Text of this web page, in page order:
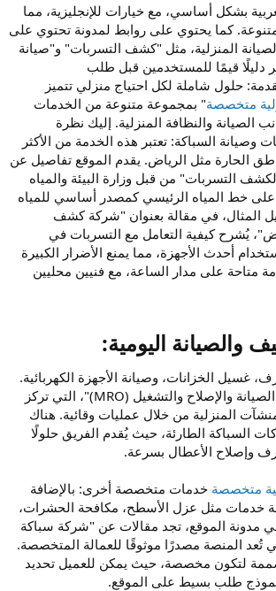
بشكل أساسي، مع خيارات للإنجليزية، مما
كما يحتوي على روابط لمدونة تحتوي على
المنزلية، مثل "كشف التسربات" و"صيانة
دليلًا قيمًا للمستخدمين قبل طلب
حلول شاملة لكل احتياج منزلي تتميز
متخصصة" بمجموعة متنوعة من الخدمات
الصيانة والنظافة المنزلية. إليك نظرة
السباكة: تعتبر هذه الخدمة من الأكثر
الحارة مثل الرياض. يقدم الموقع تفاصيل عن
التسربات" من قبل وزارة البيئة والمياه
على خط المياه الرئيسي كمصدر أساسي للمياه
المثال، في مقالة بعنوان "شركة كشف
يُشرح كيفية التعامل مع التسربات في
أحدث الأجهزة، مما يمنع الأضرار الكبيرة
متاحة على مدار الساعة، مع فنيين محليين
والصيانة اليومية:​
غسيل الخزانات، وصيانة الأجهزة الكهربائية.
الموقع يبرز "خدمات الصيانة والإصلاح والتشغيل (MRO)"، التي تركز
المنزلية من خلال عمليات وقائية. هناك
السباكة الطارئة، حيث يُقدم الفريق حلولًا
وإصلاح الأعطال بسرعة.
متخصصة خدمات متخصصة أخرى: بالإضافة
خدمات مثل عزل الأسطح، مكافحة الحشرات،
مدونة الموقع، تجد مقالات عن "شركة سباكة
تُعد المنصة مصدرًا موثوقًا للعمالة المتخصصة.
لتكون مخصصة، حيث يمكن للعميل تحديد
طلب بسيط على الموقع.